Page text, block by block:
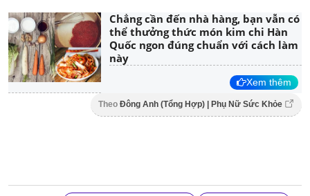
Chẳng cần đến nhà hàng, bạn vẫn có
thể thưởng thức món kim chi Hàn
Quốc ngon đúng chuẩn với cách làm
này
Xem thêm
Theo Đông Anh (Tổng Hợp) | Phụ Nữ Sức Khỏe